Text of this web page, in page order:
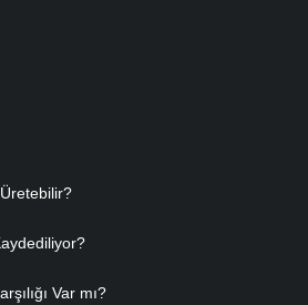
Var mı?